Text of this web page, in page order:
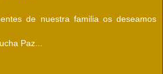
de nuestra familia os deseamos
Paz...